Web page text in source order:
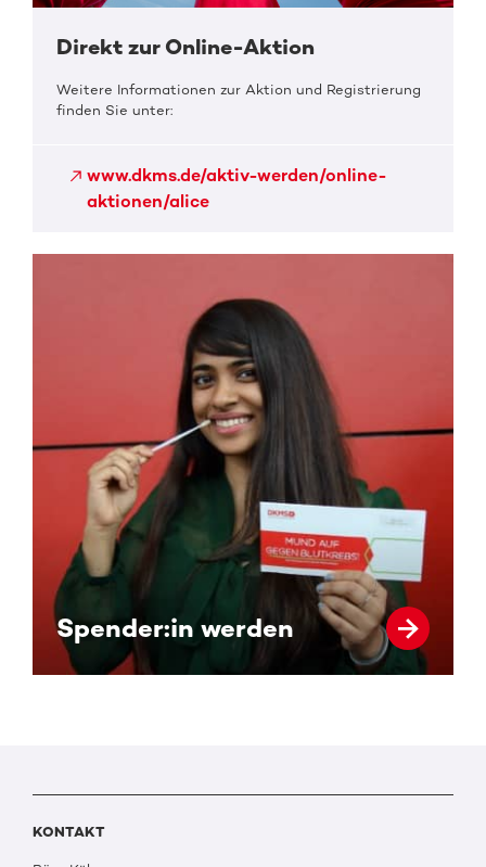
Direkt zur Online-Aktion
Weitere Informationen zur Aktion und Registrierung
finden Sie unter:
www.dkms.de/aktiv-werden/online-
aktionen/alice
Spender:in werden
KONTAKT